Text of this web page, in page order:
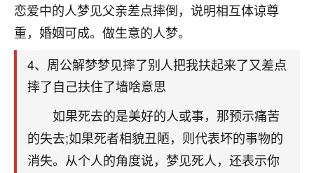
恋爱中的人梦见父亲差点摔倒，说明相互体谅尊
重，婚姻可成。做生意的人梦。
4、周公解梦梦见摔了别人把我扶起来了又差点
摔了自己扶住了墙啥意思
如果死去的是美好的人或事，那预示痛苦
的失去;如果死者相貌丑陋，则代表坏的事物的
消失。从个人的角度说，梦见死人，还表示你
鹿森：你可以找老师看看，人有时不服命不行
啊！
是我从找店开始都是找慧来老师跟进的，选
址、风水、还有开业日子，哪哪都看了，虽然
刚找老师做了补财库，希望财运更好一点！
2小时前 来自海南 18